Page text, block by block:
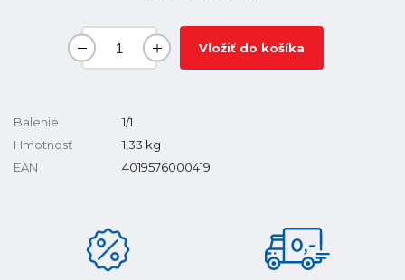
Vložiť do košíka
Balenie
1/1
Hmotnosť
1,33 kg
EAN
4019576000419